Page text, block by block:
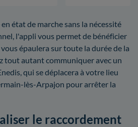
état de marche sans la nécessité
l'appli vous permet de bénéficier
épaulera sur toute la durée de la
tout autant communiquer avec un
qui se déplacera à votre lieu
lès-Arpajon pour arrêter la
le raccordement